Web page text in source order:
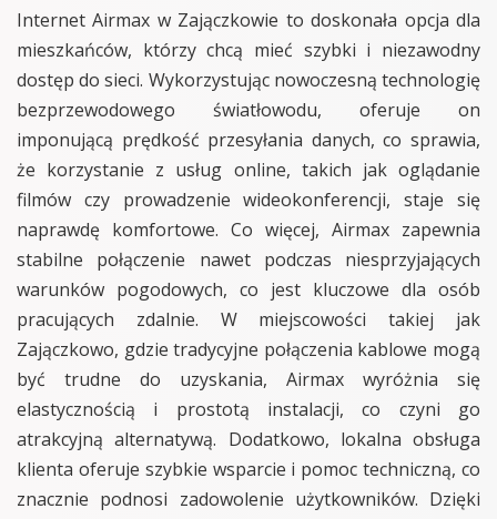
Internet Airmax w Zajączkowie to doskonała opcja dla
mieszkańców, którzy chcą mieć szybki i niezawodny
dostęp do sieci. Wykorzystując nowoczesną technologię
bezprzewodowego światłowodu, oferuje on
imponującą prędkość przesyłania danych, co sprawia,
że korzystanie z usług online, takich jak oglądanie
filmów czy prowadzenie wideokonferencji, staje się
naprawdę komfortowe. Co więcej, Airmax zapewnia
stabilne połączenie nawet podczas niesprzyjających
warunków pogodowych, co jest kluczowe dla osób
pracujących zdalnie. W miejscowości takiej jak
Zajączkowo, gdzie tradycyjne połączenia kablowe mogą
być trudne do uzyskania, Airmax wyróżnia się
elastycznością i prostotą instalacji, co czyni go
atrakcyjną alternatywą. Dodatkowo, lokalna obsługa
klienta oferuje szybkie wsparcie i pomoc techniczną, co
znacznie podnosi zadowolenie użytkowników. Dzięki